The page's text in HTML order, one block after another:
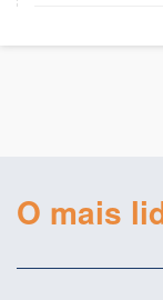
O mais